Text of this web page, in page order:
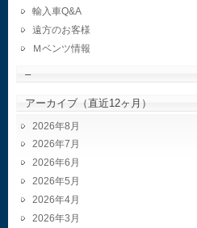
輸入車Q&A
遠方のお客様
Ｍベンツ情報
–
アーカイブ（直近12ヶ月）
2026年8月
2026年7月
2026年6月
2026年5月
2026年4月
2026年3月